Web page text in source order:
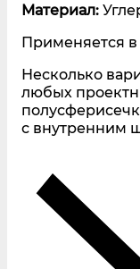
Материал:
Применяется в
Несколько
любых
с внутренним